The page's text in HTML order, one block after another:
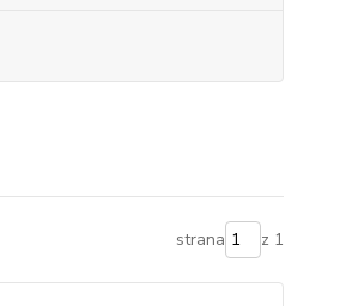
strana z 1